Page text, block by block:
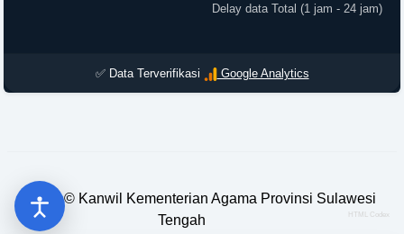
Delay data Total (1 jam - 24 jam)
✅ Data Terverifikasi Google Analytics
2023 © Kanwil Kementerian Agama Provinsi Sulawesi
Tengah
HTML Codex